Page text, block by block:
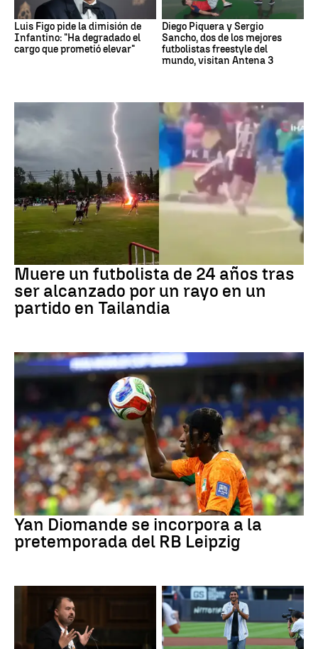
Luis Figo pide la dimisión de
Infantino: "Ha degradado el
cargo que prometió elevar"
Diego Piquera y Sergio
Sancho, dos de los mejores
futbolistas freestyle del
mundo, visitan Antena 3
Muere un futbolista de 24 años tras
ser alcanzado por un rayo en un
partido en Tailandia
Fútbol
Yan Diomande se incorpora a la
pretemporada del RB Leipzig